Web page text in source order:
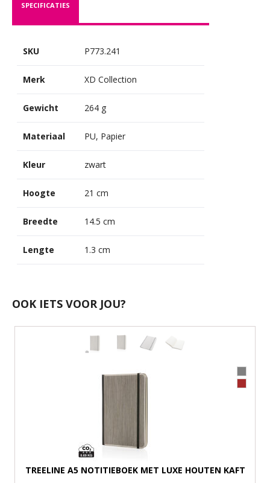
SPECIFICATIES
SKU P773.241
Merk XD Collection
Gewicht 264 g
Materiaal PU, Papier
Kleur zwart
Hoogte 21 cm
Breedte 14.5 cm
Lengte 1.3 cm
OOK IETS VOOR JOU?
TREELINE A5 NOTITIEBOEK MET LUXE HOUTEN KAFT